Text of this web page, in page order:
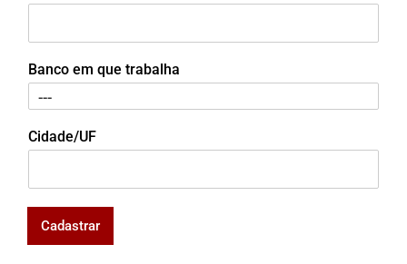
Banco em que trabalha
Cidade/UF
Cadastrar